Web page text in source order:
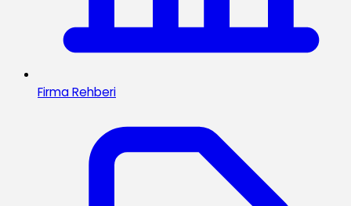
Firma Rehberi